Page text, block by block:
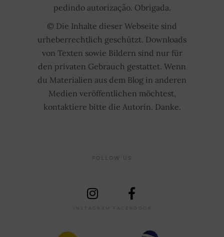
pedindo autorização. Obrigada.
© Die Inhalte dieser Webseite sind
urheberrechtlich geschützt. Downloads
von Texten sowie Bildern sind nur für
den privaten Gebrauch gestattet. Wenn
du Materialien aus dem Blog in anderen
Medien veröffentlichen möchtest,
kontaktiere bitte die Autorin. Danke.
FOLLOW US
INSTAGRAM FACEBOOOK